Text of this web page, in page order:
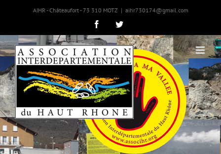
AIHR - Châteaufort - 73 310 MOTZ | aihr730174@gmail.com
FacebookTwitter